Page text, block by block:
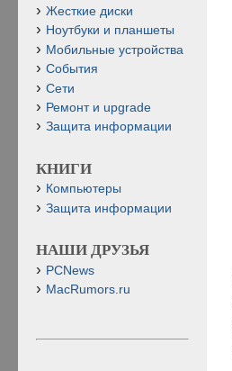
Жесткие диски
Ноутбуки и планшеты
Мобильные устройства
События
Сети
Ремонт и upgrade
Защита информации
КНИГИ
Компьютеры
Защита информации
НАШИ ДРУЗЬЯ
PCNews
MacRumors.ru